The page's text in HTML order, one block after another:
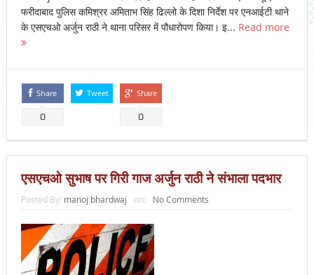
फरीदाबाद पुलिस कमिश्रर अमिताभ सिंह ढिल्लो के दिशा निर्देश पर एनआईटी थाने
के एसएचओ अर्जुन राठी ने थाना परिसर में पौधारोपण किया। इ... Read more
Share
0
Tweet Share
0
एसएचओ सुभाष पर गिरी गाज अर्जुन राठी ने संभाला पदभार
Posted By: manoj bhardwaj on: No Comments